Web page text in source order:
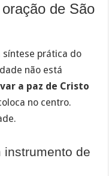
de São
síntese prática do
não está
a paz de Cristo
no centro.
instrumento de